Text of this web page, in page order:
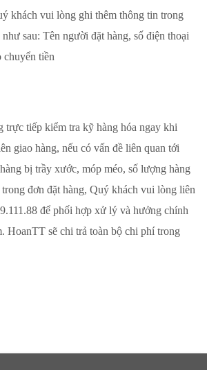
khách vui lòng ghi thêm thông tin trong
sau: Tên người đặt hàng, số điện thoại
chuyển tiền
trực tiếp kiểm tra kỹ hàng hóa ngay khi
giao hàng, nếu có vấn đề liên quan tới
bị trầy xước, móp méo, số lượng hàng
đơn đặt hàng, Quý khách vui lòng liên
để phối hợp xử lý và hưởng chính
HoanTT sẽ chi trả toàn bộ chi phí trong